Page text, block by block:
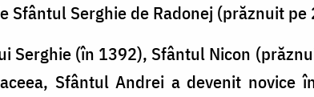
Sfântul Serghie de Radonej (prăznuit
Serghie (în 1392), Sfântul Nicon
Sfântul Andrei a devenit